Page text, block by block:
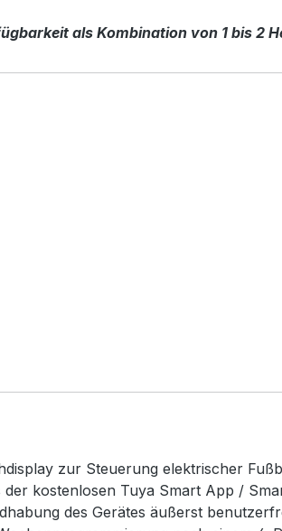
als Kombination von 1 bis 2
zur Steuerung elektrischer
kostenlosen Tuya Smart App /
des Gerätes äußerst